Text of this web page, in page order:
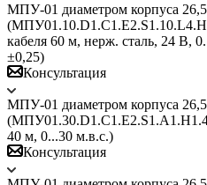
МПУ-01 диаметром корпуса
кабеля 60 м, нерж. сталь, 24 В,
±0,25)
Консультация
МПУ-01 диаметром корпуса
40 м, 0...30 м.в.с.)
Консультация